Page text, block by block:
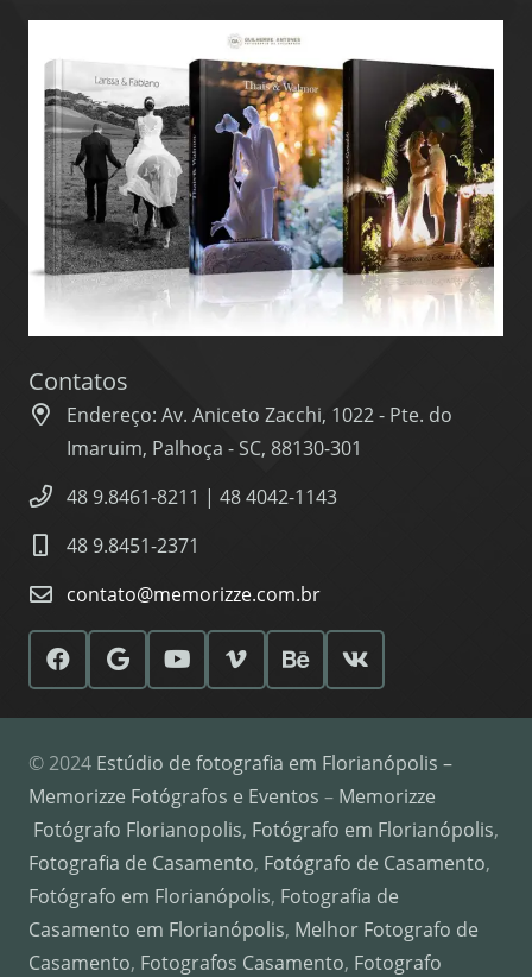
Contatos
Endereço: Av. Aniceto Zacchi, 1022 - Pte. do
Imaruim, Palhoça - SC, 88130-301
48 9.8461-8211 | 48 4042-1143
48 9.8451-2371
contato@memorizze.com.br
© 2024 Estúdio de fotografia em Florianópolis –
Memorizze Fotógrafos e Eventos – Memorizze
Fotógrafo Florianopolis, Fotógrafo em Florianópolis,
Fotografia de Casamento, Fotógrafo de Casamento,
Fotógrafo em Florianópolis, Fotografia de
Casamento em Florianópolis, Melhor Fotografo de
Casamento, Fotografos Casamento, Fotografo